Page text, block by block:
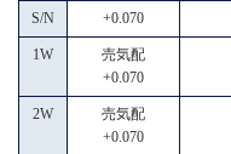
S/N +0.070
1W
売気配
+0.070
2W
売気配
+0.070